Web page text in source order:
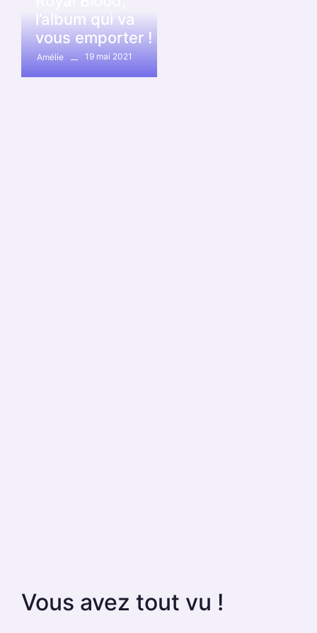
l’album qui va
vous emporter !
Amélie 19 mai 2021
Vous avez tout vu !